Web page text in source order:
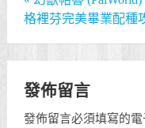
格裡芬完美畢業配種
發佈留言
發佈留言必須填寫的